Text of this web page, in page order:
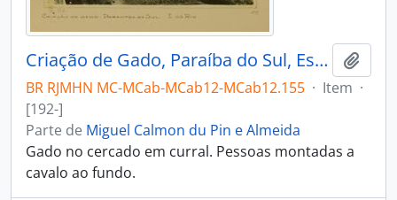
Criação de Gado, Paraíba do Sul, Estado do Rio
BR RJMHN MC-MCab-MCab12-MCab12.155 · Item ·
[192-]
Parte de Miguel Calmon du Pin e Almeida
Gado no cercado em curral. Pessoas montadas a
cavalo ao fundo.